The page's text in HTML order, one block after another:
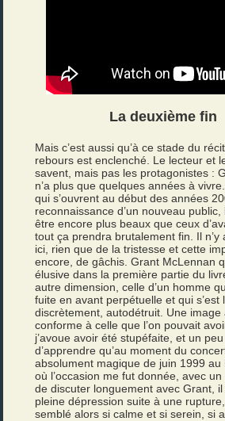
La deuxième fin
Mais c’est aussi qu’à ce stade du
rebours est enclenché. Le lecteur et
savent, mais pas les protagonistes :
n’a plus que quelques années à
qui s’ouvrent au début des années
reconnaissance d’un nouveau
être encore plus beaux que ceux
tout ça prendra brutalement fin. Il n’y
ici, rien que de la tristesse et cette
encore, de gâchis. Grant McLennan
élusive dans la première partie du
autre dimension, celle d’un homme
fuite en avant perpétuelle et qui s’est
discrètement, autodétruit. Une image
conforme à celle que l’on pouvait
j’avoue avoir été stupéfaite, et un peu
d’apprendre qu’au moment du
absolument magique de juin 1999 au
où l’occasion me fut donnée, avec un
de discuter longuement avec Grant,
pleine dépression suite à une
semblé alors si calme et si serein, si